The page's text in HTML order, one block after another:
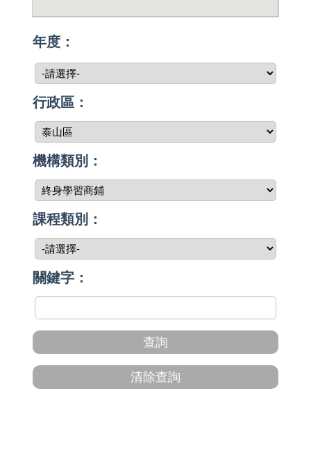
年度：
行政區：
機構類別：
課程類別：
關鍵字：